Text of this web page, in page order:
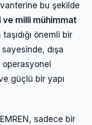
bu şekilde
ve milli mühimmat
önemli bir
dışa
operasyonel
güçlü bir yapı
sadece bir